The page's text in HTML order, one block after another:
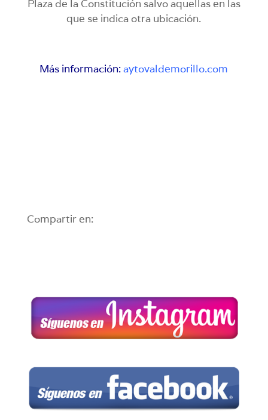
Plaza de la Constitución salvo aquellas en las
que se indica otra ubicación.
Más información: aytovaldemorillo.com
Compartir en: